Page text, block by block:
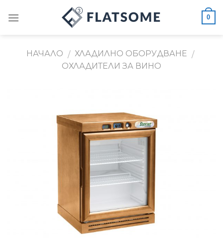
0
НАЧАЛО / ХЛАДИЛНО ОБОРУДВАНЕ /
ОХЛАДИТЕЛИ ЗА ВИНО